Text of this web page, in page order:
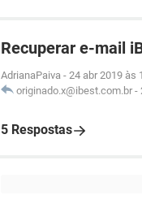
Recuperar e-mail
AdrianaPaiva - 24 abr 2019 às
originado.x@ibest.com.br -
5 Respostas